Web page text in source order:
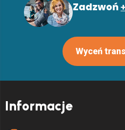
Zadzwoń +
Wyceń
Informacje